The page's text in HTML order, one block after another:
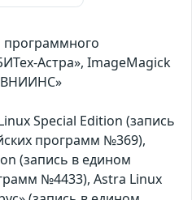
программного
Астра», ImageMagick
ВНИИНС»
Special Edition (запись
программ №369),
(запись в едином
№4433), Astra Linux